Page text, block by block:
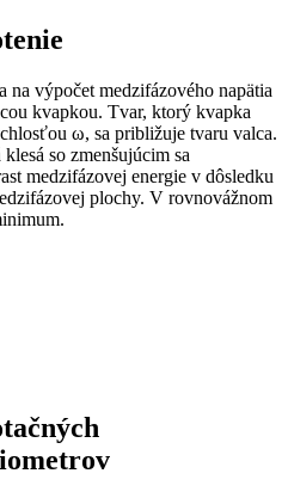
na výpočet medzifázového napätia
kvapkou. Tvar, ktorý kvapka
ω, sa približuje tvaru valca.
so zmenšujúcim sa
medzifázovej energie v dôsledku
plochy. V rovnovážnom